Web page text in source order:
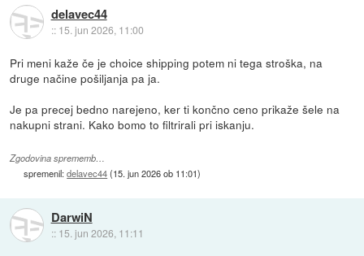
delavec44
:: 15. jun 2026, 11:00
Pri meni kaže če je choice shipping potem ni tega stroška, na
druge načine pošiljanja pa ja.
Je pa precej bedno narejeno, ker ti končno ceno prikaže šele na
nakupni strani. Kako bomo to filtrirali pri iskanju.
Zgodovina sprememb…
spremenil:delavec44(15. jun 2026 ob 11:01)
DarwiN
:: 15. jun 2026, 11:11